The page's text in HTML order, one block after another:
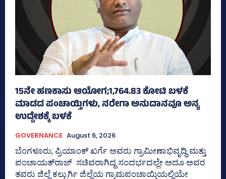
15ನೇ ಹಣಕಾಸು ಆಯೋಗ;1,764.83 ಕೋಟಿ ಬಳಕೆ
ಮಾಡದ ಪಂಚಾಯ್ತಿಗಳು, ನರೇಗಾ ಅನುದಾನವೂ ಅನ್ಯ
ಉದ್ದೇಶಕ್ಕೆ ಬಳಕೆ
GOVERNANCE August 6, 2026
ಬೆಂಗಳೂರು; ಪ್ರಿಯಾಂಕ್‌ ಖರ್ಗೆ ಅವರು ಗ್ರಾಮೀಣಾಭಿವೃದ್ಧಿ ಮತ್ತು
ಪಂಚಾಯತ್‌ರಾಜ್‌ ಸಚಿವರಾಗಿದ್ದ ಸಂದರ್ಭದಲ್ಲೇ ಅದೂ ಅವರ
ತವರು ಜಿಲ್ಲೆ ಕಲ್ಬುರ್ಗಿ ಜಿಲ್ಲೆಯ ಗ್ರಾಮಪಂಚಾಯ್ತಿಯಲ್ಲಿಯೇ